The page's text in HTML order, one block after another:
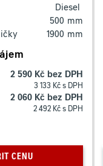
Diesel
500 mm
1900 mm
2 590 Kč bez DPH
3 133 Kč s DPH
2 060 Kč bez DPH
2 492 Kč s DPH
CENU